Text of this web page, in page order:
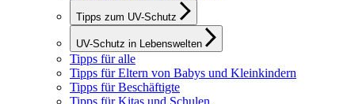
Tipps zum UV-Schutz
UV-Schutz in Lebenswelten
Tipps für alle
Tipps für Eltern von Babys und Kleinkindern
Tipps für Beschäftigte
Tipps für Kitas und Schulen